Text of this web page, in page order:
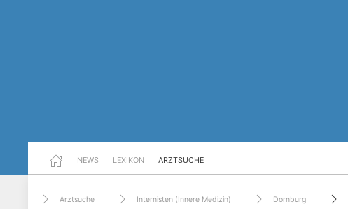
NEWS LEXIKON ARZTSUCHE
Arztsuche Internisten (Innere Medizin) Dornburg